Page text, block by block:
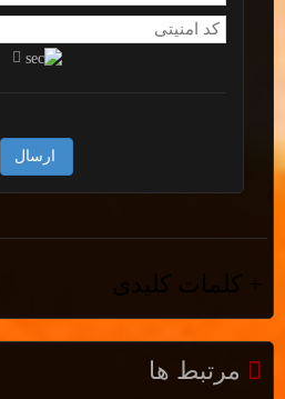
+ کلمات کلیدی
ریمپ و ارتقاء و افزایش شتاب پژو 206 با ای سی یو 7.4.4
ارتقاء و افزایش شتاب پژو پارس tu5 با ای سی یو 7.4.4
افزایش شتاب پژو 405 slx tu5 با ای سی یو 7.4.4مرتبط ها